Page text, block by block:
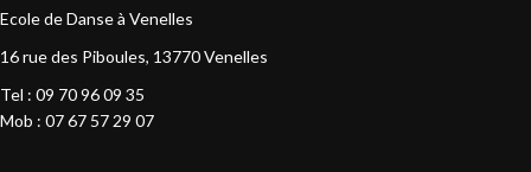
Ecole de Danse à Venelles
16 rue des Piboules, 13770 Venelles
Tel : 09 70 96 09 35
Mob : 07 67 57 29 07